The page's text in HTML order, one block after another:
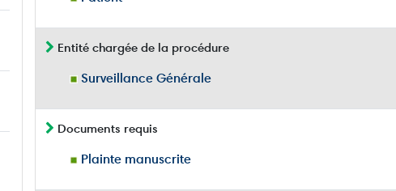
Entité chargée de la procédure
Surveillance Générale
Documents requis
Plainte manuscrite